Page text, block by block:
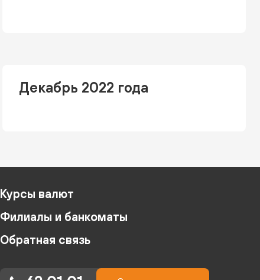
Декабрь 2022 года
Курсы валют
Филиалы и банкоматы
Обратная связь